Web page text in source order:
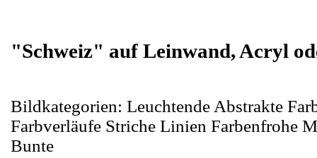
"Schweiz" auf Leinwand, Acryl
Bildkategorien: Leuchtende Abstrakte
Farbverläufe Striche Linien Farbenfrohe
Bunte